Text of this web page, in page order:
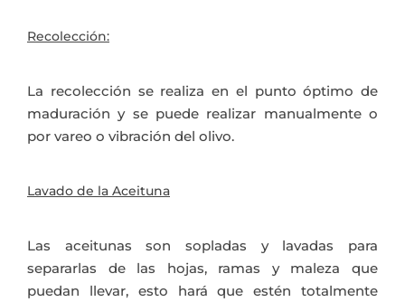
Recolección:
La recolección se realiza en el punto óptimo de
maduración y se puede realizar manualmente o
por vareo o vibración del olivo.
Lavado de la Aceituna
Las aceitunas son sopladas y lavadas para
separarlas de las hojas, ramas y maleza que
puedan llevar, esto hará que estén totalmente